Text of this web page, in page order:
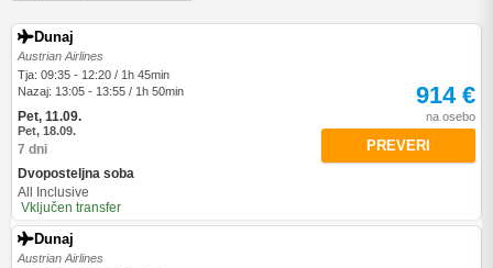
Dunaj
Austrian Airlines
Tja: 09:35 - 12:20 / 1h 45min
Nazaj: 13:05 - 13:55 / 1h 50min
Pet, 11.09.
Pet, 18.09.
7 dni
Dvoposteljna soba
All Inclusive
Vključen transfer
914 €
na osebo
PREVERI
Dunaj
Austrian Airlines